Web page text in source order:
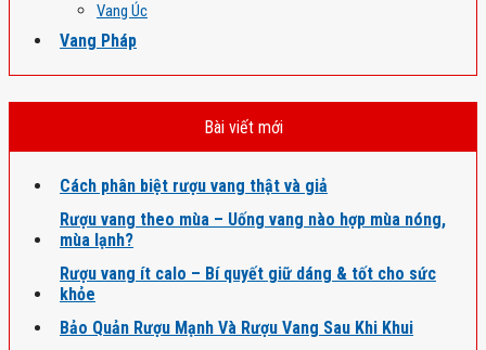
Vang Úc
Vang Pháp
Bài viết mới
Cách phân biệt rượu vang thật và giả
Rượu vang theo mùa – Uống vang nào hợp mùa nóng,
mùa lạnh?
Rượu vang ít calo – Bí quyết giữ dáng & tốt cho sức
khỏe
Bảo Quản Rượu Mạnh Và Rượu Vang Sau Khi Khui